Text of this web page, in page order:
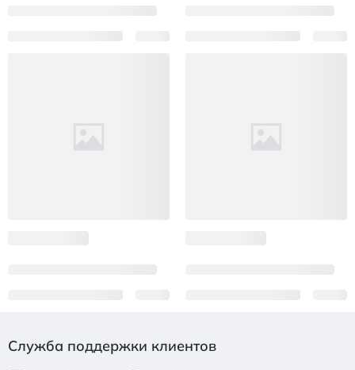
Служба поддержки клиентов